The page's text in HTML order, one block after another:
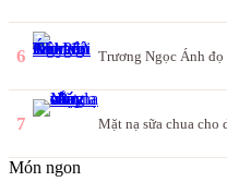
6 Trương Ngọc Ánh
7 Mặt nạ sữa chua cho
Món ngon